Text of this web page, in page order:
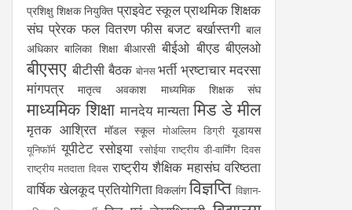
प्रशिक्षु शिक्षक नियुक्ति प्राइवेट स्कूलप्राथमिक शिक्षक
संघ प्रेरक फल वितरण फीस बजट बर्खास्तगी बाल
अधिकार बालिका शिक्षा बीआरसी बीईओ बीएड बीएलओ
बीएसए बीटीसी बैठक बोनस भर्ती भ्रष्टाचार मदरसा
मांगपत्र
मातृत्व अवकाश माध्यमिक शिक्षक संघ
माध्यमिक शिक्षा मानदेय मान्यता मिड डे मील
मृतक आश्रित मॉडल स्कूल मोअल्लिम डिग्री यूडायस
यूनिफॉर्म यूपीटेट रसोइया रसोईया राष्ट्रीय डी-वार्मिंग दिवस
राष्ट्रीय मतदाता दिवस राष्ट्रीय शैक्षिक महासंघ वरिष्ठता
वार्षिक खेलकूद प्रतियोगिता विकलांग विज्ञप्ति विज्ञान-